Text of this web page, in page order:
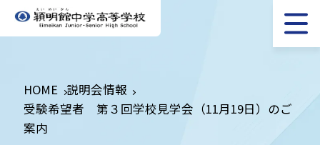
HOME 説明会情報
受験希望者 第３回学校見学会（11月19日）のご
案内